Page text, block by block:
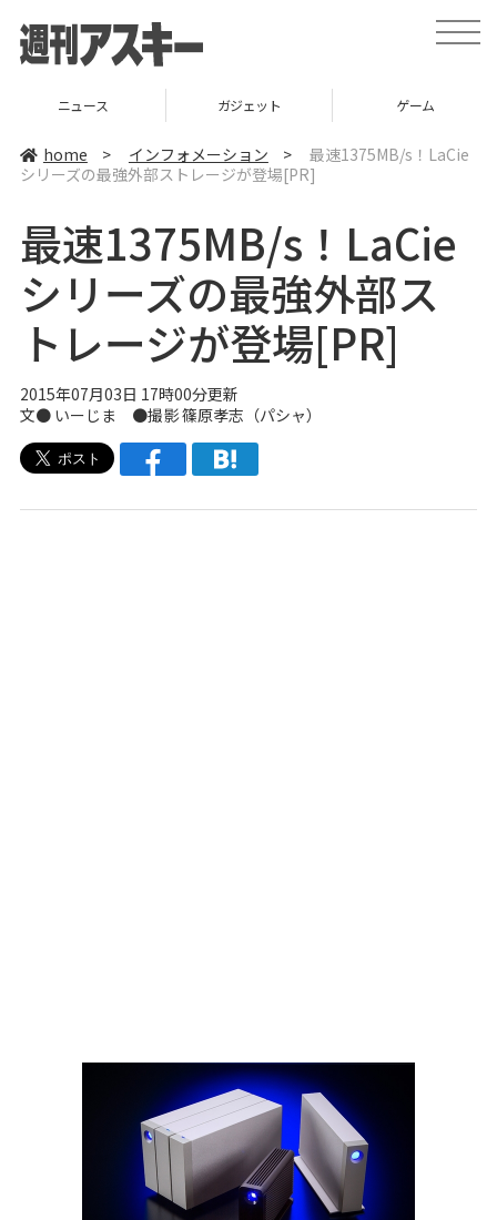
t
o
v
ニュース ガジェット ゲーム
home > インフォメーション >
最速1375MB/s！LaCie
シリーズの最強外部ストレージが登場[PR]
最速1375MB/s！LaCie
シリーズの最強外部ス
トレージが登場[PR]
2015年07月03日 17時00分更新
文● いーじま ●撮影 篠原孝志（パシャ）